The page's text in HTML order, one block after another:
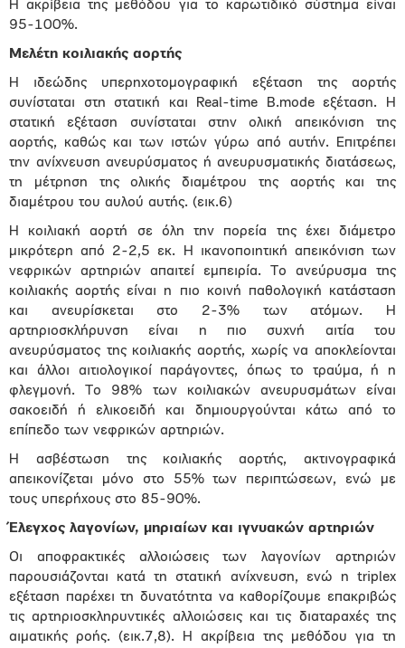
Η ακρίβεια της μεθόδου για το καρωτιδικό σύστημα είναι
95-100%.
Μελέτη κοιλιακής αορτής
Η ιδεώδης υπερηχοτομογραφική εξέταση της αορτής
συνίσταται στη στατική και Real-time B.mode εξέταση. Η
στατική εξέταση συνίσταται στην ολική απεικόνιση της
αορτής, καθώς και των ιστών γύρω από αυτήν. Επιτρέπει
την ανίχνευση ανευρύσματος ή ανευρυσματικής διατάσεως,
τη μέτρηση της ολικής διαμέτρου της αορτής και της
διαμέτρου του αυλού αυτής. (εικ.6)
Η κοιλιακή αορτή σε όλη την πορεία της έχει διάμετρο
μικρότερη από 2-2,5 εκ. Η ικανοποιητική απεικόνιση των
νεφρικών αρτηριών απαιτεί εμπειρία. Το ανεύρυσμα της
κοιλιακής αορτής είναι η πιο κοινή παθολογική κατάσταση
και ανευρίσκεται στο 2-3% των ατόμων. Η
αρτηριοσκλήρυνση είναι η πιο συχνή αιτία του
ανευρύσματος της κοιλιακής αορτής, χωρίς να αποκλείονται
και άλλοι αιτιολογικοί παράγοντες, όπως το τραύμα, ή η
φλεγμονή. Το 98% των κοιλιακών ανευρυσμάτων είναι
σακοειδή ή ελικοειδή και δημιουργούνται κάτω από το
επίπεδο των νεφρικών αρτηριών.
Η ασβέστωση της κοιλιακής αορτής, ακτινογραφικά
απεικονίζεται μόνο στο 55% των περιπτώσεων, ενώ με
τους υπερήχους στο 85-90%.
Έλεγχος λαγονίων, μηριαίων και ιγνυακών αρτηριών
Οι αποφρακτικές αλλοιώσεις των λαγονίων αρτηριών
παρουσιάζονται κατά τη στατική ανίχνευση, ενώ η triplex
εξέταση παρέχει τη δυνατότητα να καθορίζουμε επακριβώς
τις αρτηριοσκληρυντικές αλλοιώσεις και τις διαταραχές της
αιματικής ροής. (εικ.7,8). Η ακρίβεια της μεθόδου για τη